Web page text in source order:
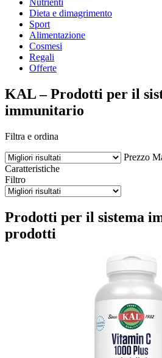
Nutrienti
Dieta e dimagrimento
Sport
Alimentazione
Cosmesi
Regali
Offerte
KAL – Prodotti per il
immunitario
Filtra e ordina
Prezzo
Caratteristiche
Filtro
Prodotti per il sistema
prodotti